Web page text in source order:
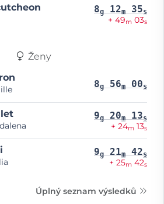
8g 12m 35s
+ 49m 03s
Ženy
8g 56m 00s
9g 20m 13s
+ 24m 13s
9g 21m 42s
+ 25m 42s
Úplný seznam výsledků